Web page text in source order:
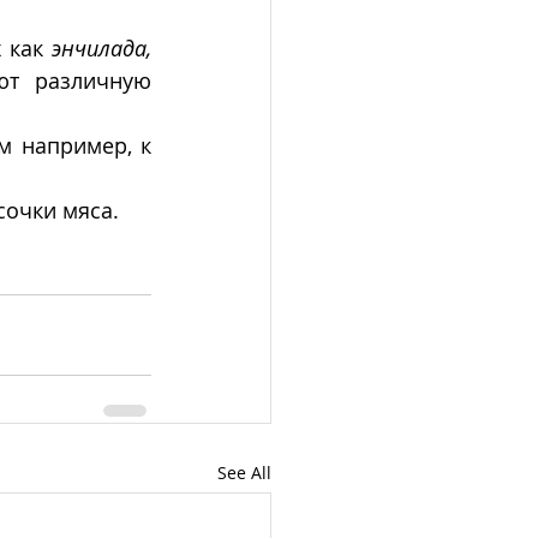
как энчилада,
различную
мяса.
See All